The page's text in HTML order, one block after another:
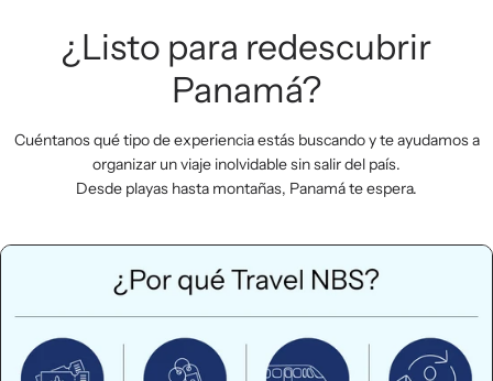
¿Listo para redescubrir
Panamá?
Cuéntanos qué tipo de experiencia estás buscando y te ayudamos a
organizar un viaje inolvidable sin salir del país.
Desde playas hasta montañas, Panamá te espera.